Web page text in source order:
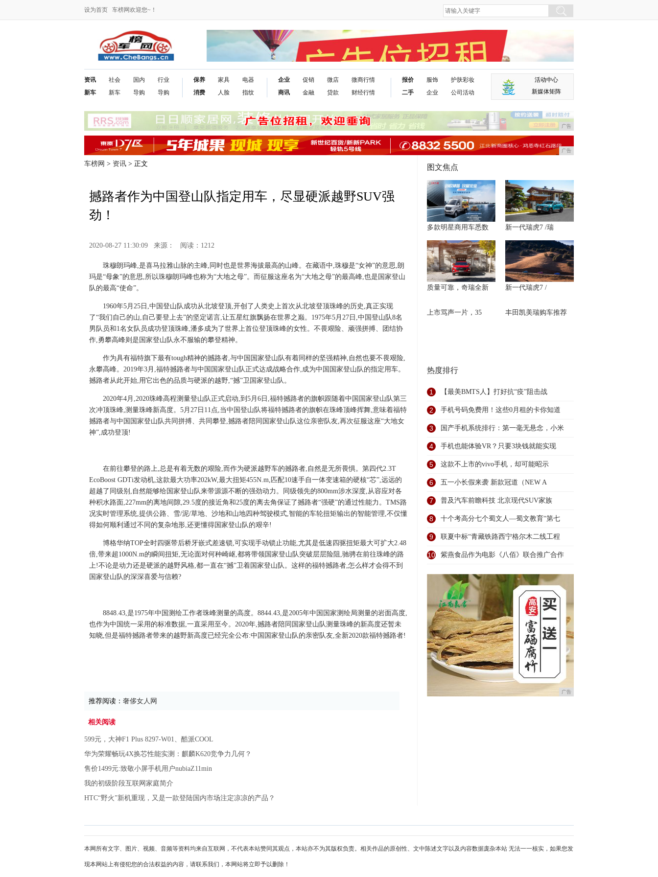
设为首页 车榜网欢迎您~！
资讯
新车
社会
新车
国内
导购
行业
导购
保养
消费
家具
人脸
电器
指纹
企业
商讯
促销
金融
微店
贷款
微商行情
财经行情
报价
二手
服饰
企业
护肤彩妆
公司活动
活动中心
新媒体矩阵
广告
广告
车榜网 > 资讯 > 正文
撼路者作为中国登山队指定用车，尽显硬派越野SUV强
劲！
2020-08-27 11:30:09 来源： 阅读：1212
珠穆朗玛峰,是喜马拉雅山脉的主峰,同时也是世界海拔最高的山峰。在藏语中,珠穆是“女神”的意思,朗
玛是“母象”的意思,所以珠穆朗玛峰也称为“大地之母”。而征服这座名为“大地之母”的最高峰,也是国家登山
队的最高“使命”。
1960年5月25日,中国登山队成功从北坡登顶,开创了人类史上首次从北坡登顶珠峰的历史,真正实现
了“我们自己的山,自己要登上去”的坚定诺言,让五星红旗飘扬在世界之巅。1975年5月27日,中国登山队8名
男队员和1名女队员成功登顶珠峰,潘多成为了世界上首位登顶珠峰的女性。不畏艰险、顽强拼搏、团结协
作,勇攀高峰则是国家登山队永不服输的攀登精神。
作为具有福特旗下最有tough精神的撼路者,与中国国家登山队有着同样的坚强精神,自然也要不畏艰险,
永攀高峰。2019年3月,福特撼路者与中国国家登山队正式达成战略合作,成为中国国家登山队的指定用车。
撼路者从此开始,用它出色的品质与硬派的越野,“撼”卫国家登山队。
2020年4月,2020珠峰高程测量登山队正式启动,到5月6日,福特撼路者的旗帜跟随着中国国家登山队第三
次冲顶珠峰,测量珠峰新高度。5月27日11点,当中国登山队将福特撼路者的旗帜在珠峰顶峰挥舞,意味着福特
撼路者与中国国家登山队共同拼搏、共同攀登,撼路者陪同国家登山队这位亲密队友,再次征服这座“大地女
神”,成功登顶!
在前往攀登的路上,总是有着无数的艰险,而作为硬派越野车的撼路者,自然是无所畏惧。第四代2.3T
EcoBoost GDTi发动机,这款最大功率202kW,最大扭矩455N.m,匹配10速手自一体变速箱的硬核“芯”,远远的
超越了同级别,自然能够给国家登山队来带源源不断的强劲动力。同级领先的800mm涉水深度,从容应对各
种积水路面,227mm的离地间隙,29.5度的接近角和25度的离去角保证了撼路者“强硬”的通过性能力。TMS路
况实时管理系统,提供公路、雪/泥/草地、沙地和山地四种驾驶模式,智能的车轮扭矩输出的智能管理,不仅懂
得如何顺利通过不同的复杂地形,还更懂得国家登山队的艰辛!
博格华纳TOP全时四驱带后桥牙嵌式差速锁,可实现手动锁止功能,尤其是低速四驱扭矩最大可扩大2.48
倍,带来超1000N.m的瞬间扭矩,无论面对何种崎岖,都将带领国家登山队突破层层险阻,驰骋在前往珠峰的路
上!不论是动力还是硬派的越野风格,都一直在“撼”卫着国家登山队。这样的福特撼路者,怎么样才会得不到
国家登山队的深深喜爱与信赖?
8848.43,是1975年中国测绘工作者珠峰测量的高度。8844.43,是2005年中国国家测绘局测量的岩面高度,
也作为中国统一采用的标准数据,一直采用至今。2020年,撼路者陪同国家登山队测量珠峰的新高度还暂未
知晓,但是福特撼路者带来的越野新高度已经完全公布:中国国家登山队的亲密队友,全新2020款福特撼路者!
推荐阅读： 奢侈女人网
相关阅读
599元，大神F1 Plus 8297-W01、酷派COOL
华为荣耀畅玩4X换芯性能实测：麒麟K620竞争力几何？
售价1499元:致敬小屏手机用户nubiaZ11min
我的初级阶段互联网家庭简介
HTC“野火”新机重现，又是一款登陆国内市场注定凉凉的产品？
图文焦点
多款明星商用车悉数 新一代瑞虎7 /瑞
质量可靠，奇瑞全新 新一代瑞虎7 /
上市骂声一片，35 丰田凯美瑞购车推荐
热度排行
1 【最美BMTS人】打好抗“疫”阻击战
2 手机号码免费用！这些0月租的卡你知道
3 国产手机系统排行：第一毫无悬念，小米
4 手机也能体验VR？只要3块钱就能实现
5 这款不上市的vivo手机，却可能昭示
6 五一小长假来袭 新款冠道（NEW A
7 普及汽车前瞻科技 北京现代SUV家族
8 十个考高分七个蜀文人—蜀文教育“第七
9 联夏中标“青藏铁路西宁格尔木二线工程
10 紫燕食品作为电影《八佰》联合推广合作
广告
本网所有文字、图片、视频、音频等资料均来自互联网，不代表本站赞同其观点，本站亦不为其版权负责。相关作品的原创性、文中陈述文字以及内容数据庞杂本站 无法一一核实，如果您发
现本网站上有侵犯您的合法权益的内容，请联系我们，本网站将立即予以删除！